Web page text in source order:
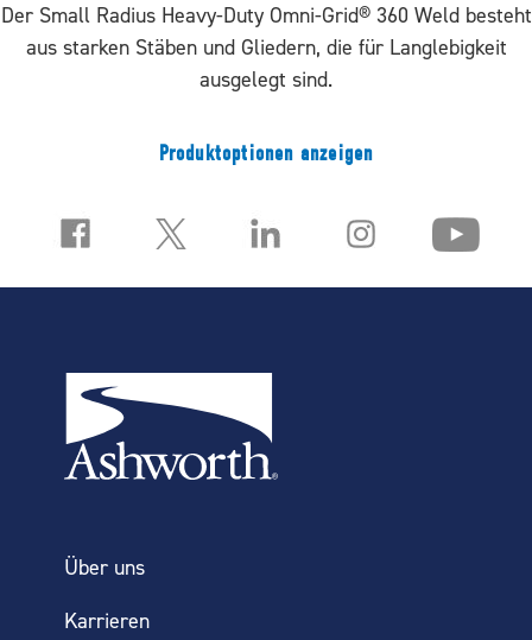
Der Small Radius Heavy-Duty Omni-Grid® 360 Weld besteht
aus starken Stäben und Gliedern, die für Langlebigkeit
ausgelegt sind.
Produktoptionen anzeigen
Über uns
Karrieren